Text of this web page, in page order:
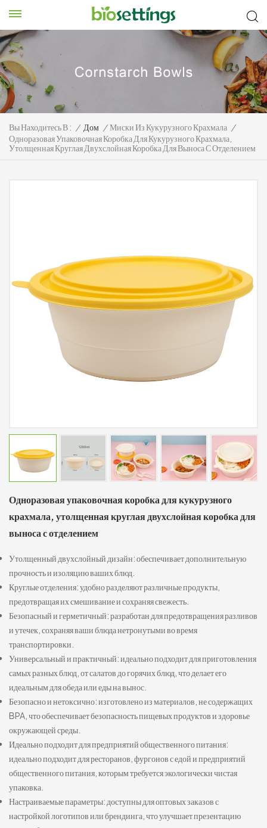
Вы Находитесь В : / Дом / Миски Из Кукурузного Крахмала /
Одноразовая Упаковочная Коробка Для Кукурузного Крахмала,
Утолщенная Круглая Двухслойная Коробка Для Выноса С Отделением
Одноразовая упаковочная коробка для кукурузного
крахмала, утолщенная круглая двухслойная коробка для
выноса с отделением
Утолщенный двухслойный дизайн: обеспечивает дополнительную
прочность и изоляцию ваших блюд.
Круглые отделения: удобно разделяют различные продукты,
предотвращая их смешивание и сохраняя свежесть.
Безопасный и герметичный: разработан для предотвращения разливов
и утечек, сохраняя ваши блюда нетронутыми во время
транспортировки.
Универсальный и практичный: идеально подходит для приготовления
самых разных блюд, от салатов до горячих блюд, что делает его
идеальным для обеда или еды на вынос.
Безопасно и нетоксично: изготовлено из материалов, не содержащих
BPA, что обеспечивает безопасность пищевых продуктов и здоровье
окружающей среды.
Идеально подходит для предприятий общественного питания:
идеально подходит для ресторанов, фургонов с едой и предприятий
общественного питания, которым требуется экологически чистая
упаковка.
Настраиваемые параметры: доступны для оптовых заказов с
настройкой логотипов или брендинга, что улучшает презентацию